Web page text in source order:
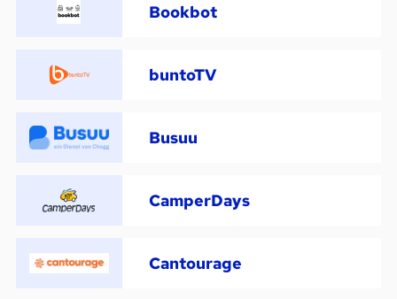
Bookbot
buntoTV
Busuu
CamperDays
Cantourage